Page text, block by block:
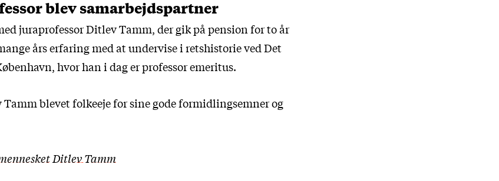
blev samarbejdspartner
juraprofessor Ditlev Tamm, der gik på pension for to år
års erfaring med at undervise i retshistorie ved Det
hvor han i dag er professor emeritus.
Tamm blevet folkeeje for sine gode formidlingsemner og
Ditlev Tamm